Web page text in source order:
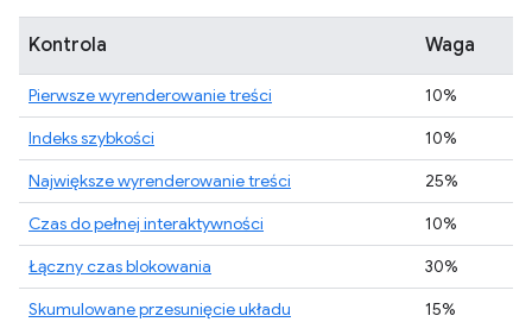
Kontrola Waga
Pierwsze wyrenderowanie treści
10%
Indeks szybkości
10%
Największe wyrenderowanie treści
25%
Czas do pełnej interaktywności
10%
Łączny czas blokowania
30%
Skumulowane przesunięcie układu
15%